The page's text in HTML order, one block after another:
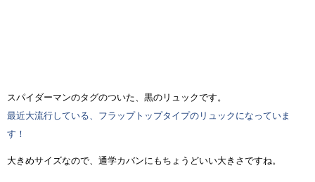
スパイダーマンのタグのついた、黒のリュックです。
最近大流行している、フラップトップタイプのリュックになっていま
す！
大きめサイズなので、通学カバンにもちょうどいい大きさですね。